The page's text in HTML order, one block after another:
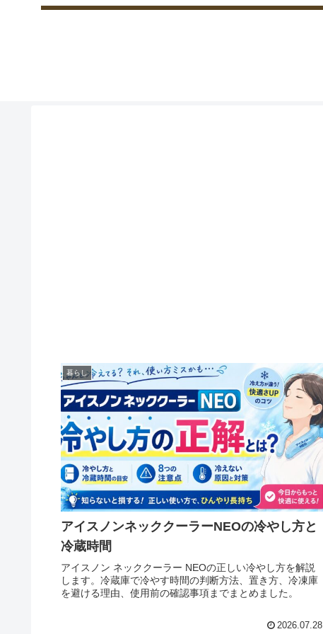
暮らし
アイスノンネッククーラーNEOの冷やし方と
冷蔵時間
アイスノン ネッククーラー NEOの正しい冷やし方を解説
します。冷蔵庫で冷やす時間の判断方法、置き方、冷凍庫
を避ける理由、使用前の確認事項までまとめました。
2026.07.28